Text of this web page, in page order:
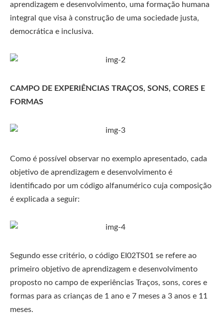
aprendizagem e desenvolvimento, uma formação humana
integral que visa à construção de uma sociedade justa,
democrática e inclusiva.
CAMPO DE EXPERIÊNCIAS TRAÇOS, SONS, CORES E
FORMAS
Como é possível observar no exemplo apresentado, cada
objetivo de aprendizagem e desenvolvimento é
identificado por um código alfanumérico cuja composição
é explicada a seguir:
Segundo esse critério, o código EI02TS01 se refere ao
primeiro objetivo de aprendizagem e desenvolvimento
proposto no campo de experiências Traços, sons, cores e
formas para as crianças de 1 ano e 7 meses a 3 anos e 11
meses.